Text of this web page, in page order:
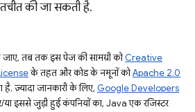
की जा सकती है.
तब तक इस पेज की सामग्री कोCreative
के तहत और कोड के नमूनों कोApache 2.0
ज़्यादा जानकारी के लिए, Google Developers
इससे जुड़ी हुई कंपनियों का, Java एक रजिस्टर